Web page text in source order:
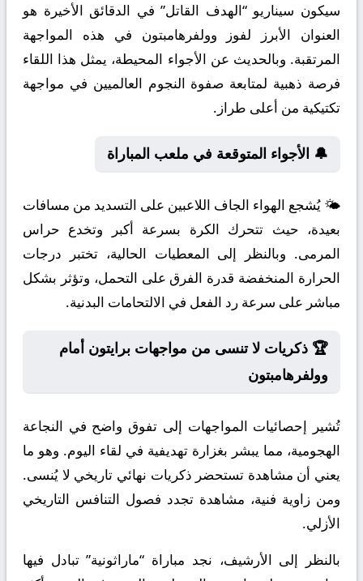
سيكون سيناريو “الهدف القاتل” في الدقائق الأخيرة هو
العنوان الأبرز لفوز وولفرهامبتون في هذه المواجهة
المرتقبة. وبالحديث عن الأجواء المحيطة، يمثل هذا اللقاء
فرصة ذهبية لمتابعة صفوة النجوم العالميين في مواجهة
تكتيكية من أعلى طراز.
🔔 الأجواء المتوقعة في ملعب المباراة
🌤️ يُشجع الهواء الجاف اللاعبين على التسديد من مسافات
بعيدة، حيث تتحرك الكرة بسرعة أكبر وتخدع حراس
المرمى. وبالنظر إلى المعطيات الحالية، تختبر درجات
الحرارة المنخفضة قدرة الفرق على التحمل، وتؤثر بشكل
مباشر على سرعة رد الفعل في الالتحامات البدنية.
🏆 ذكريات لا تنسى من مواجهات برايتون أمام
وولفرهامبتون
تُشير إحصائيات المواجهات إلى تفوق واضح في النجاعة
الهجومية، مما يبشر بغزارة تهديفية في لقاء اليوم. وهو ما
يعني أن مشاهدة تستحضر ذكريات نهائي تاريخي لا يُنسى.
ومن زاوية فنية، مشاهدة تجدد فصول التنافس التاريخي
الأزلي.
بالنظر إلى الأرشيف، نجد مباراة “ماراثونية” تبادل فيها